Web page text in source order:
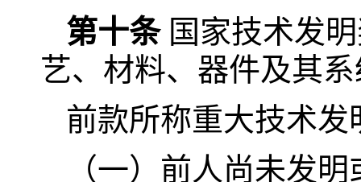
第十条国家技术发
艺、材料、器件及其
前款所称重大技术
（一）前人尚未发